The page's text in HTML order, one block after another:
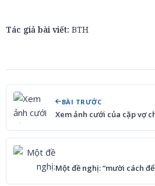
Tác giả bài viết: BTH
BÀI TRƯỚC
Xem ảnh cưới của cặp vợ
Một đề nghị: “mười cách